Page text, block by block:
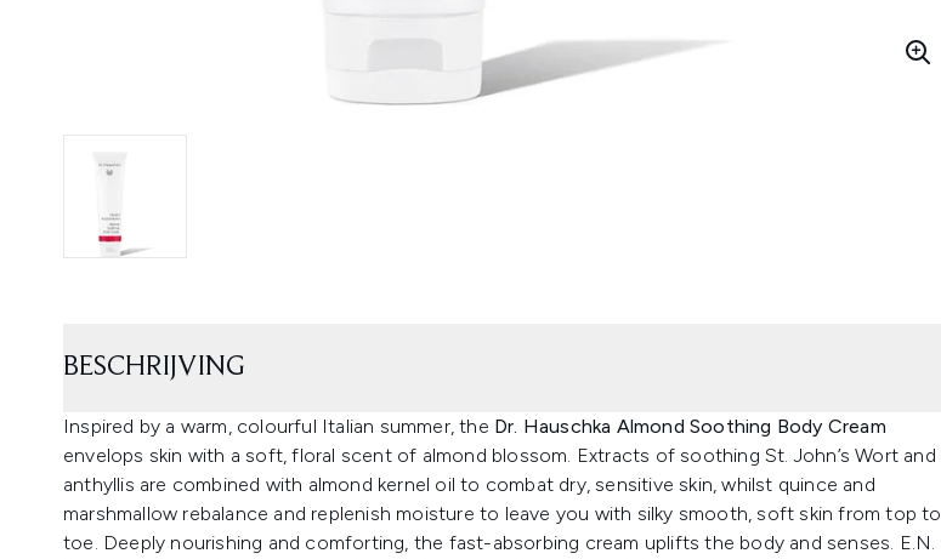
BESCHRIJVING
Inspired by a warm, colourful Italian summer, the Dr. Hauschka Almond Soothing Body Cream
envelops skin with a soft, floral scent of almond blossom. Extracts of soothing St. John’s Wort and
anthyllis are combined with almond kernel oil to combat dry, sensitive skin, whilst quince and
marshmallow rebalance and replenish moisture to leave you with silky smooth, soft skin from top to
toe. Deeply nourishing and comforting, the fast-absorbing cream uplifts the body and senses. E.N.